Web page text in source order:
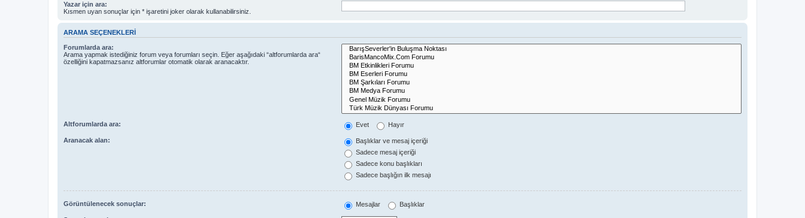
Yazar için ara:
Kısmen uyan sonuçlar için * işaretini joker olarak kullanabilirsiniz.
ARAMA SEÇENEKLERI
Forumlarda ara:
Arama yapmak istediğiniz forum veya forumları seçin. Eğer aşağıdaki “altforumlarda ara“
özelliğini kapatmazsanız altforumlar otomatik olarak aranacaktır.
Altforumlarda ara: Evet Hayır
Aranacak alan:
Başlıklar ve mesaj içeriği
Sadece mesaj içeriği
Sadece konu başlıkları
Sadece başlığın ilk mesajı
Görüntülenecek sonuçlar: Mesajlar Başlıklar